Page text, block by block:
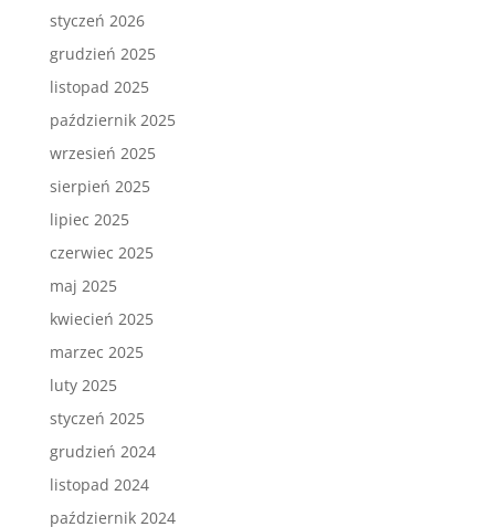
styczeń 2026
grudzień 2025
listopad 2025
październik 2025
wrzesień 2025
sierpień 2025
lipiec 2025
czerwiec 2025
maj 2025
kwiecień 2025
marzec 2025
luty 2025
styczeń 2025
grudzień 2024
listopad 2024
październik 2024